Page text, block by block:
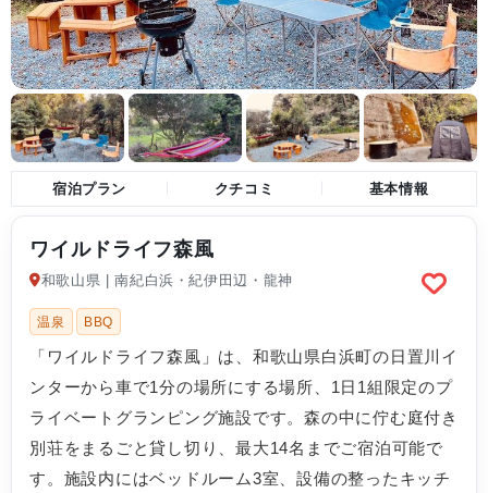
宿泊プラン クチコミ 基本情報
ワイルドライフ森風
和歌山県 | 南紀白浜・紀伊田辺・龍神
温泉 BBQ
「ワイルドライフ森風」は、和歌山県白浜町の日置川イ
ンターから車で1分の場所にする場所、1日1組限定のプ
ライベートグランピング施設です。森の中に佇む庭付き
別荘をまるごと貸し切り、最大14名までご宿泊可能で
す。施設内にはベッドルーム3室、設備の整ったキッチ